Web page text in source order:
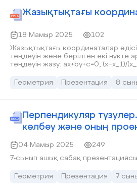
Шар көлемін есептеу — физикада,
астрономияда кеңінен қолданылады. • Шар
Жазықтықтағы
18 Мамыр 2025
102
Жазықтықтағы координаталар әдісі 8.1.3.19 түзудің жалпы
теңдеуін және берілген екі нүкте арқылы өтетін түзудің
теңдеуін жазу: ax+by+c=0, (х−х_1)/(х_2−х_1 )=(у−у_1)/(у_2−у_1
Геометрия
Презентация 8
Перпендикуляр
көлбеу және оның
04 Мамыр 2025
249
7-сынып ашық сабақ презентациясы
Геометрия Презентация 7